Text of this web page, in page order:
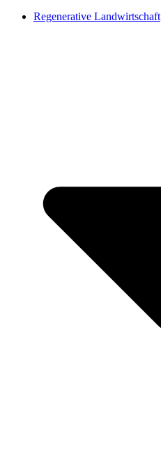
Regenerative Landwirtschaft